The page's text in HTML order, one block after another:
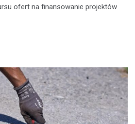
ofert na finansowanie projektów